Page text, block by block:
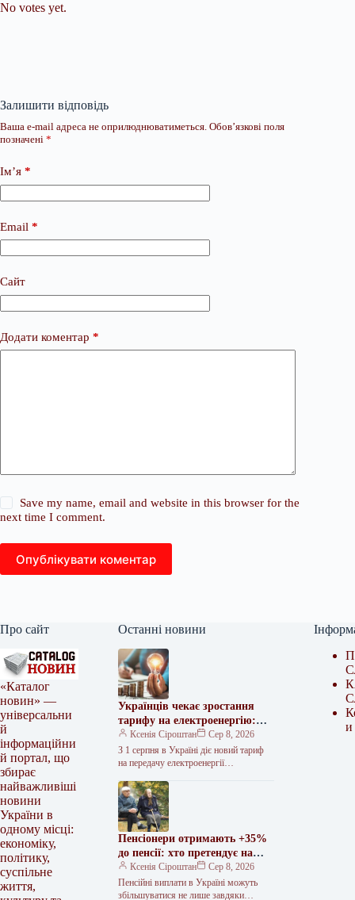
No votes yet.
Залишити відповідь
Ваша e-mail адреса не оприлюднюватиметься. Обов’язкові поля
позначені *
Ім’я *
Email *
Сайт
Додати коментар *
Save my name, email and website in this browser for the
next time I comment.
Опублікувати коментар
Про сайт
«Каталог
новин» —
універсальни
й
інформаційни
й портал, що
збирає
найважливіші
новини
України в
одному місці:
економіку,
політику,
суспільне
життя,
Останні новини
Українців чекає зростання
тарифу на електроенергію:
нові ціни
Ксенія Сіроштан
Сер 8, 2026
З 1 серпня в Україні діє новий тариф
на передачу електроенергії
збільшився на 25%. Національна
комісія, що…
Пенсіонери отримають +35%
до пенсії: хто претендує на
доплату без індексації
Ксенія Сіроштан
Сер 8, 2026
Пенсійні виплати в Україні можуть
збільшуватися не лише завдяки
и